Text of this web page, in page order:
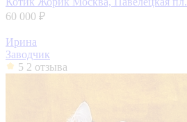
60 000 ₽
Ирина
Заводчик
5 2 отзыва